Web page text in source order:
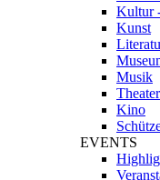
Kultur
Kunst
Musik
Theater
Kino
EVENTS